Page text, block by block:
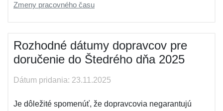
Zmeny pracovného času
Rozhodné dátumy dopravcov pre
doručenie do Štedrého dňa 2025
Dátum pridania: 23.11.2025
Je dôležité spomenúť, že dopravcovia negarantujú